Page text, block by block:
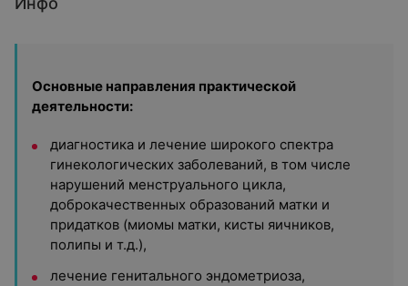
Основные направления практической
деятельности:
диагностика и лечение широкого спектра
гинекологических заболеваний, в том числе
нарушений менструального цикла,
доброкачественных образований матки и
придатков (миомы матки, кисты яичников,
полипы и т.д.),
лечение генитального эндометриоза,